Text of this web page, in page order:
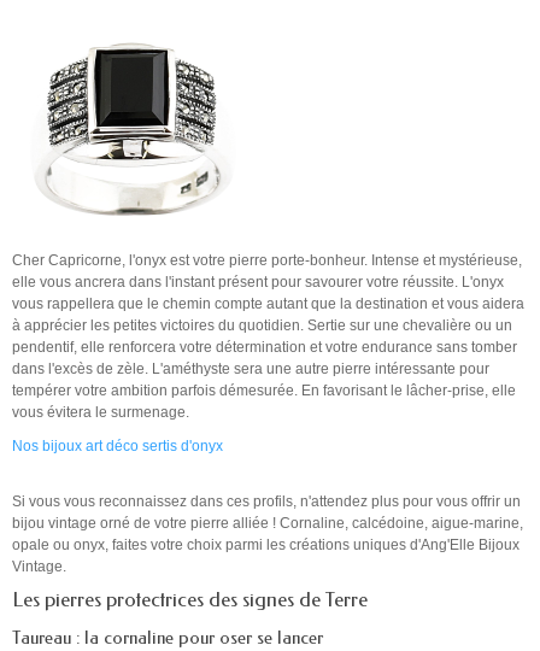
Cher Capricorne, l'onyx est votre pierre porte-bonheur. Intense et mystérieuse,
elle vous ancrera dans l'instant présent pour savourer votre réussite. L'onyx
vous rappellera que le chemin compte autant que la destination et vous aidera
à apprécier les petites victoires du quotidien. Sertie sur une chevalière ou un
pendentif, elle renforcera votre détermination et votre endurance sans tomber
dans l'excès de zèle. L'améthyste sera une autre pierre intéressante pour
tempérer votre ambition parfois démesurée. En favorisant le lâcher-prise, elle
vous évitera le surmenage.
Nos bijoux art déco sertis d'onyx
Si vous vous reconnaissez dans ces profils, n'attendez plus pour vous offrir un
bijou vintage orné de votre pierre alliée ! Cornaline, calcédoine, aigue-marine,
opale ou onyx, faites votre choix parmi les créations uniques d'Ang'Elle Bijoux
Vintage.
Les pierres protectrices des signes de Terre
Taureau : la cornaline pour oser se lancer